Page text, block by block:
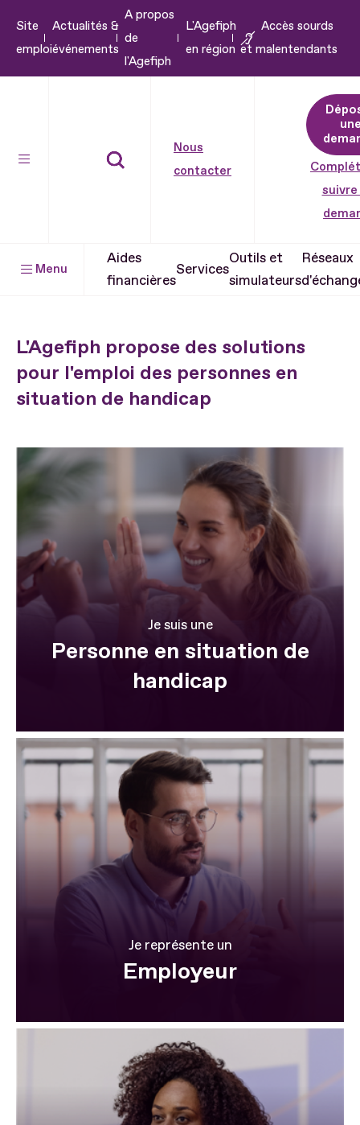
Aller
Site
emploi
Actualités &
événements
A propos
de
l'Agefiph
L'Agefiph
en région
Accès sourds
et malentendants
Nous
contacter
suivre
Menu
Aides
financières
Services
Outils et
simulateurs
Réseaux
L'Agefiph propose des solutions
pour l'emploi des personnes en
situation de handicap
Je suis une
Personne en situation de
handicap
Je représente un
Employeur